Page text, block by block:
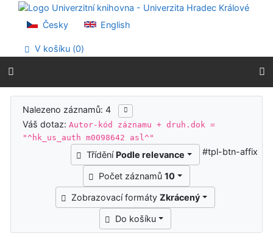
Přejít na obsah
Přejít na menu
Prohlášení o webové přístupnosti
Česky English
V košíku (0)
Výsledky vyhledávání
Nalezeno záznamů: 4
Váš dotaz:Autor-kód záznamu + druh.dok =
"^hk_us_auth m0098642 asl^"
Třídění Podle relevance
Počet záznamů 10
Zobrazovací formáty Zkrácený
Do košíku
#tpl-btn-affix